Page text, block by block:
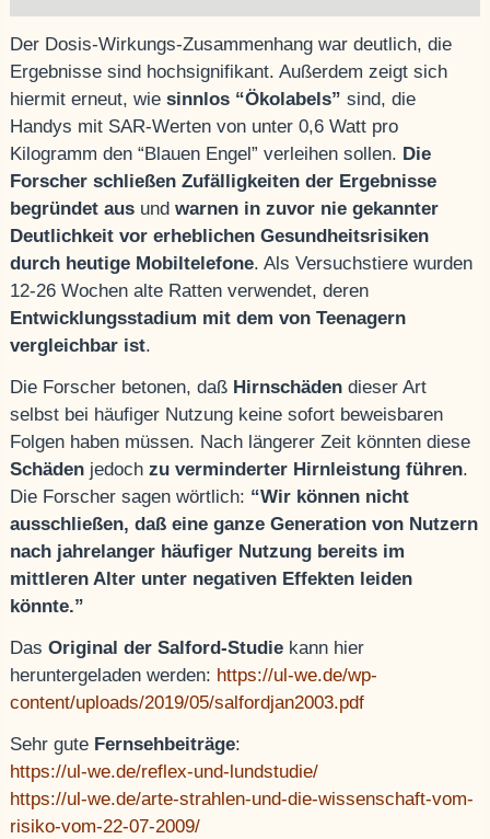
Der Dosis-Wirkungs-Zusammenhang war deutlich, die
Ergebnisse sind hochsignifikant. Außerdem zeigt sich
hiermit erneut, wiesinnlos “Ökolabels” sind, die
Handys mit SAR-Werten von unter 0,6 Watt pro
Kilogramm den “Blauen Engel” verleihen sollen. Die
Forscher schließen Zufälligkeiten der Ergebnisse
begründet aus undwarnen in zuvor nie gekannter
Deutlichkeit vor erheblichen Gesundheitsrisiken
durch heutige Mobiltelefone. Als Versuchstiere wurden
12-26 Wochen alte Ratten verwendet, deren
Entwicklungsstadium mit dem von Teenagern
vergleichbar ist.
Die Forscher betonen, daß Hirnschäden dieser Art
selbst bei häufiger Nutzung keine sofort beweisbaren
Folgen haben müssen. Nach längerer Zeit könnten diese
Schäden jedochzu verminderter Hirnleistung führen.
Die Forscher sagen wörtlich: “Wir können nicht
ausschließen, daß eine ganze Generation von Nutzern
nach jahrelanger häufiger Nutzung bereits im
mittleren Alter unter negativen Effekten leiden
könnte.”
DasOriginal der Salford-Studie kann hier
heruntergeladen werden: https://ul-we.de/wp-
content/uploads/2019/05/salfordjan2003.pdf
Sehr gute Fernsehbeiträge:
https://ul-we.de/reflex-und-lundstudie/
https://ul-we.de/arte-strahlen-und-die-wissenschaft-vom-
risiko-vom-22-07-2009/